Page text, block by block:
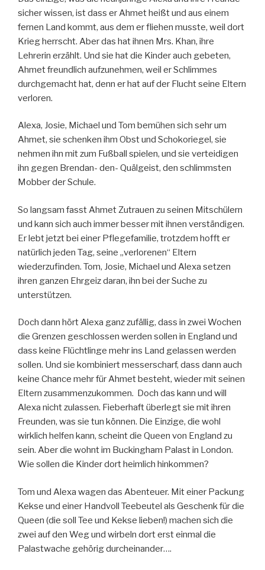
sicher wissen, ist dass er Ahmet heißt und aus einem
fernen Land kommt, aus dem er fliehen musste, weil dort
Krieg herrscht. Aber das hat ihnen Mrs. Khan, ihre
Lehrerin erzählt. Und sie hat die Kinder auch gebeten,
Ahmet freundlich aufzunehmen, weil er Schlimmes
durchgemacht hat, denn er hat auf der Flucht seine Eltern
verloren.
Alexa, Josie, Michael und Tom bemühen sich sehr um
Ahmet, sie schenken ihm Obst und Schokoriegel, sie
nehmen ihn mit zum Fußball spielen, und sie verteidigen
ihn gegen Brendan- den- Quälgeist, den schlimmsten
Mobber der Schule.
So langsam fasst Ahmet Zutrauen zu seinen Mitschülern
und kann sich auch immer besser mit ihnen verständigen.
Er lebt jetzt bei einer Pflegefamilie, trotzdem hofft er
natürlich jeden Tag, seine „verlorenen“ Eltern
wiederzufinden. Tom, Josie, Michael und Alexa setzen
ihren ganzen Ehrgeiz daran, ihn bei der Suche zu
unterstützen.
Doch dann hört Alexa ganz zufällig, dass in zwei Wochen
die Grenzen geschlossen werden sollen in England und
dass keine Flüchtlinge mehr ins Land gelassen werden
sollen. Und sie kombiniert messerscharf, dass dann auch
keine Chance mehr für Ahmet besteht, wieder mit seinen
Eltern zusammenzukommen. Doch das kann und will
Alexa nicht zulassen. Fieberhaft überlegt sie mit ihren
Freunden, was sie tun können. Die Einzige, die wohl
wirklich helfen kann, scheint die Queen von England zu
sein. Aber die wohnt im Buckingham Palast in London.
Wie sollen die Kinder dort heimlich hinkommen?
Tom und Alexa wagen das Abenteuer. Mit einer Packung
Kekse und einer Handvoll Teebeutel als Geschenk für die
Queen (die soll Tee und Kekse lieben!) machen sich die
zwei auf den Weg und wirbeln dort erst einmal die
Palastwache gehörig durcheinander….